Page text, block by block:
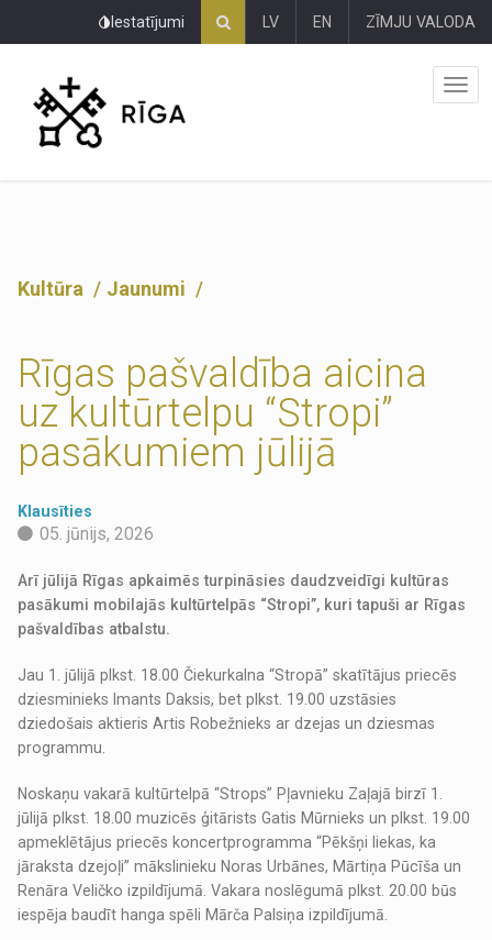
Iestatījumi LV EN ZĪMJU VALODA
Kultūra Jaunumi
Rīgas pašvaldība aicina
uz kultūrtelpu “Stropi”
pasākumiem jūlijā
Klausīties
05. jūnijs, 2026
Arī jūlijā Rīgas apkaimēs turpināsies daudzveidīgi kultūras
pasākumi mobilajās kultūrtelpās “Stropi”, kuri tapuši ar Rīgas
pašvaldības atbalstu.
Jau 1. jūlijā plkst. 18.00 Čiekurkalna “Stropā” skatītājus priecēs
dziesminieks Imants Daksis, bet plkst. 19.00 uzstāsies
dziedošais aktieris Artis Robežnieks ar dzejas un dziesmas
programmu.
Noskaņu vakarā kultūrtelpā “Strops” Pļavnieku Zaļajā birzī 1.
jūlijā plkst. 18.00 muzicēs ģitārists Gatis Mūrnieks un plkst. 19.00
apmeklētājus priecēs koncertprogramma “Pēkšņi liekas, ka
jāraksta dzejoļi” mākslinieku Noras Urbānes, Mārtiņa Pūcīša un
Renāra Veličko izpildījumā. Vakara noslēgumā plkst. 20.00 būs
iespēja baudīt hanga spēli Mārča Palsiņa izpildījumā.